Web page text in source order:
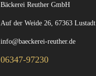
Bäckerei Reuther GmbH
Auf der Weide 26, 67363 Lustadt
info@baeckerei-reuther.de
06347-97230